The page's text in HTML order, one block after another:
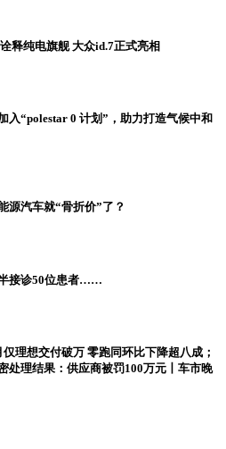
释纯电旗舰 大众id.7正式亮相
入“polestar 0 计划”，助力打造气候中和
源汽车就“骨折价”了？
接诊50位患者……
理想交付破万 零跑同环比下降超八成；
处理结果：供应商被罚100万元丨车市晚